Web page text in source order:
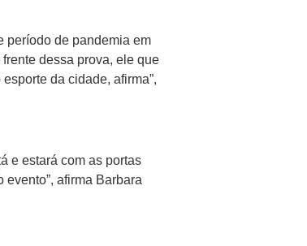
período de pandemia em
dessa prova, ele que
da cidade, afirma”,
e estará com as portas
afirma Barbara